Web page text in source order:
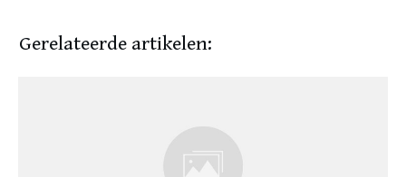
Gerelateerde artikelen: